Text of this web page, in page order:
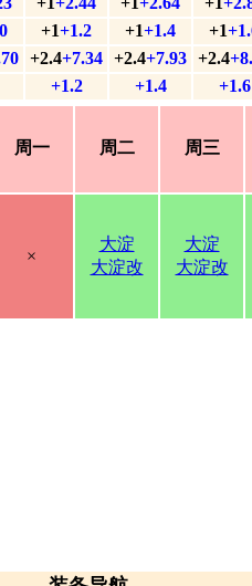
+1+1.2 +1+1.4 +1
+2.4+7.34 +2.4+7.93 +2.4
+1.2 +1.4 +1.6
周一 周二 周三
×
大淀
大淀改
大淀
大淀改